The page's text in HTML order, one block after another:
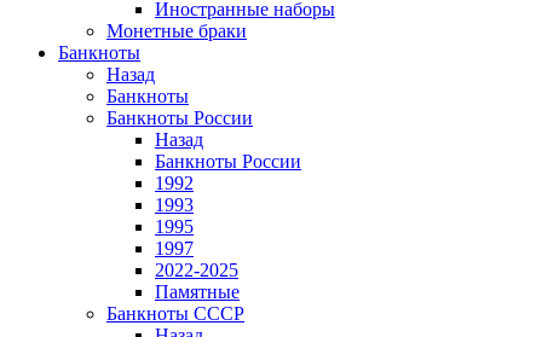
Иностранные наборы
Монетные браки
Банкноты
Назад
Банкноты
Банкноты России
Назад
Банкноты России
1992
1993
1995
1997
2022-2025
Памятные
Банкноты СССР